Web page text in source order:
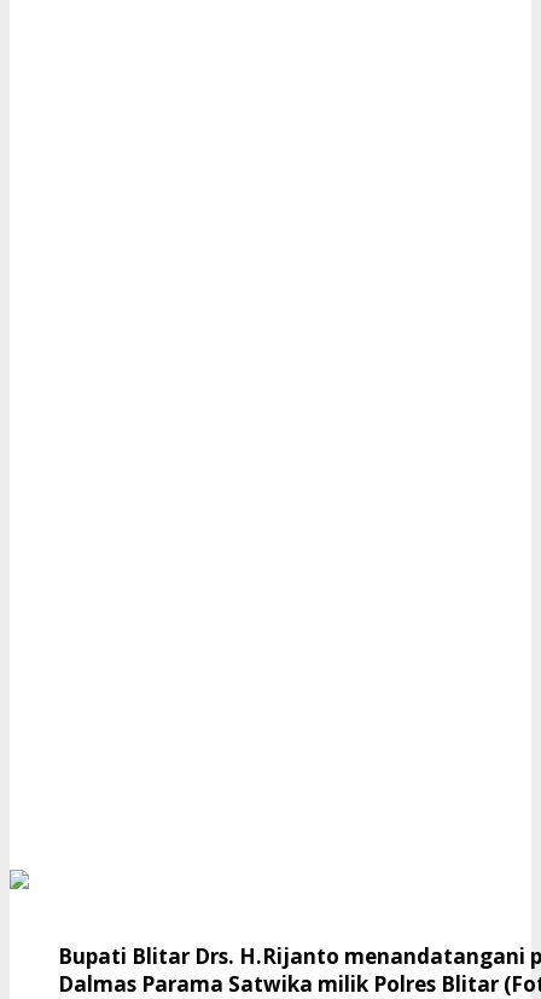
Bupati Blitar Drs. H.Rijanto menandatangani
Dalmas Parama Satwika milik Polres Blitar